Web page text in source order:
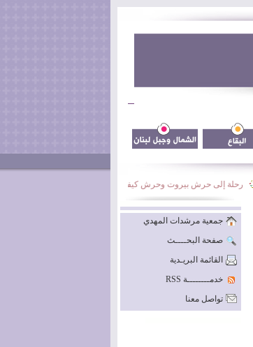
رحلة إلى حرش بيروت وحرش كيفون
جمعية مرشدات المهدي
صفحة البحــــث
القائمة البريـدية
خدمــــــــة RSS
تواصل معنا